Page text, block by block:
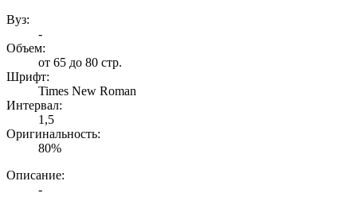
Вуз:
-
Объем:
от 65 до 80 стр.
Шрифт:
Times New Roman
Интервал:
1,5
Оригинальность:
80%
Описание:
-